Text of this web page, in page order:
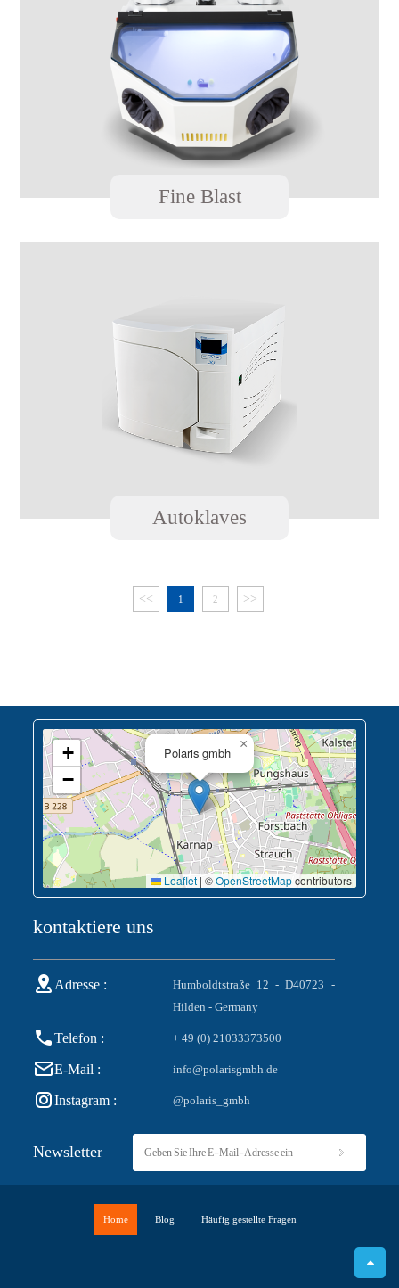
Fine Blast
Autoklaves
<< 1 2 >>
Polaris gmbh
×
+
−
Leaflet | ©OpenStreetMapcontributors
kontaktiere uns
Adresse :
Humboldtstraße 12 - D40723 -
Hilden - Germany
Telefon : + 49 (0) 21033373500
E-Mail : info@polarisgmbh.de
Instagram : @polaris_gmbh
Newsletter
Home Blog Häufig gestellte Fragen